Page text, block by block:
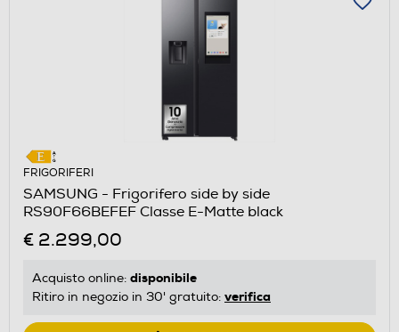
FRIGORIFERI
SAMSUNG - Frigorifero side by side
RS90F66BEFEF Classe E-Matte black
€ 2.299,00
Acquisto online: disponibile
Ritiro in negozio in 30' gratuito: verifica